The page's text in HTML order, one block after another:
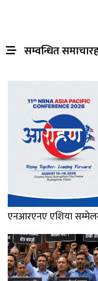
सम्वन्धित
एनआरएनए एशिया